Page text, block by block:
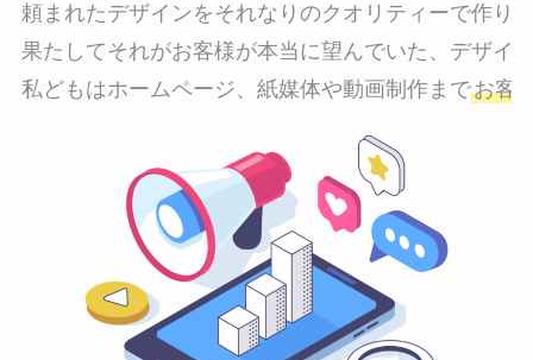
頼まれたデザインをそれなりのクオリティーで作り
果たしてそれがお客様が本当に望んでいた、デザイ
私どもはホームページ、紙媒体や動画制作までお客